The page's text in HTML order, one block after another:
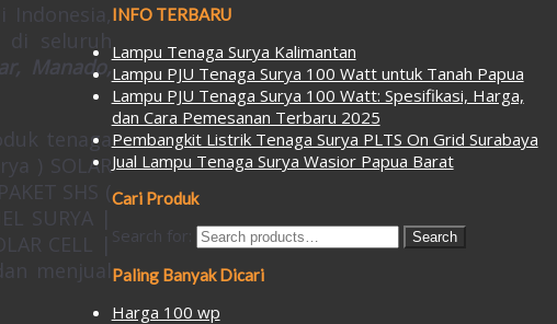
Indonesia,
di seluruh
Manado,
tenaga
) SOLAR
SHS (
SURYA |
CELL |
menjual
INFO TERBARU
Lampu Tenaga Surya Kalimantan
Lampu PJU Tenaga Surya 100 Watt untuk Tanah Papua
Lampu PJU Tenaga Surya 100 Watt: Spesifikasi, Harga,
dan Cara Pemesanan Terbaru 2025
Pembangkit Listrik Tenaga Surya PLTS On Grid Surabaya
Jual Lampu Tenaga Surya Wasior Papua Barat
Cari Produk
Search for: Search
Paling Banyak Dicari
Harga 100 wp